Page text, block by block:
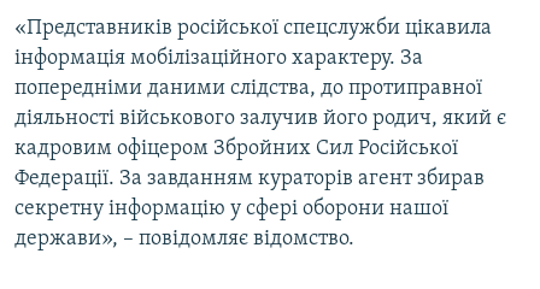
«Представників російської спецслужби цікавила
інформація мобілізаційного характеру. За
попередніми даними слідства, до протиправної
діяльності військового залучив його родич, який є
кадровим офіцером Збройних Сил Російської
Федерації. За завданням кураторів агент збирав
секретну інформацію у сфері оборони нашої
держави», – повідомляє відомство.